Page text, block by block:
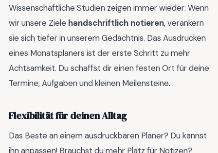
Wissenschaftliche Studien zeigen immer wieder: Wenn
wir unsere Ziele handschriftlich notieren, verankern
sie sich tiefer in unserem Gedächtnis. Das Ausdrucken
eines Monatsplaners ist der erste Schritt zu mehr
Achtsamkeit. Du schaffst dir einen festen Ort für deine
Termine, Aufgaben und kleinen Meilensteine.
Flexibilität für deinen Alltag
Das Beste an einem ausdruckbaren Planer? Du kannst
ihn anpassen! Brauchst du mehr Platz für Notizen?